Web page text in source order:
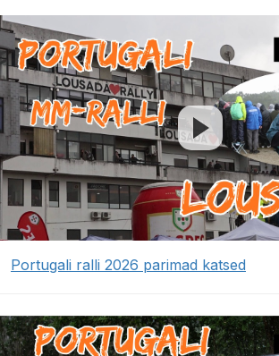
Portugali ralli 2026 parimad katsed